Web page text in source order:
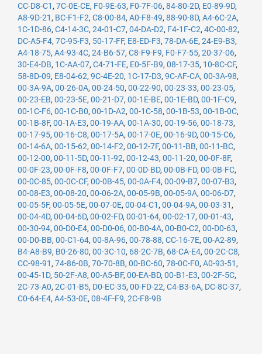
CC-D8-C1 , 7C-0E-CE, F0-9E-63, F0-7F-06, 84-80-2D, E0-89-9D,
A8-9D-21 , BC-F1-F2, C8-00-84, A0-F8-49, 88-90-8D, A4-6C-2A,
1C-1D-86, C4-14-3C, 24-01-C7, 04-DA-D2, F4-1F-C2, 4C-00-82,
DC-A5-F4, 7C-95-F3, 50-17-FF, E8-ED-F3, 78-DA-6E, 24-E9-B3,
A4-18-75, A4-93-4C, 24-B6-57, C8-F9-F9, F0-F7-55, 20-37-06,
30-E4-DB, 1C-AA-07, C4-71-FE, E0-5F-B9, 08-17-35, 10-8C-CF,
58-8D-09, E8-04-62, 9C-4E-20, 1C-17-D3, 9C-AF-CA, 00-3A-98,
00-3A-9A, 00-26-0A, 00-24-50, 00-22-90, 00-23-33, 00-23-05,
00-23-EB, 00-23-5E, 00-21-D7, 00-1E-BE, 00-1E-BD, 00-1F-C9,
00-1C-F6, 00-1C-B0, 00-1D-A2, 00-1C-58, 00-1B-53, 00-1B-0C,
00-1B-8F, 00-1A-E3, 00-19-AA, 00-1A-30, 00-19-56, 00-18-73,
00-17-95, 00-16-C8, 00-17-5A, 00-17-0E, 00-16-9D, 00-15-C6,
00-14-6A, 00-15-62, 00-14-F2, 00-12-7F, 00-11-BB, 00-11-BC,
00-12-00, 00-11-5D, 00-11-92, 00-12-43, 00-11-20, 00-0F-8F,
00-0F-23, 00-0F-F8, 00-0F-F7, 00-0D-BD, 00-0B-FD, 00-0B-FC,
00-0C-85, 00-0C-CF, 00-0B-45, 00-0A-F4, 00-09-B7, 00-07-B3,
00-08-E3, 00-08-20, 00-06-2A, 00-05-9B, 00-05-9A, 00-06-D7,
00-05-5F, 00-05-5E, 00-07-0E, 00-04-C1 , 00-04-9A, 00-03-31 ,
00-04-4D, 00-04-6D, 00-02-FD, 00-01-64, 00-02-17, 00-01-43,
00-30-94, 00-D0-E4, 00-D0-06, 00-B0-4A, 00-B0-C2, 00-D0-63,
00-D0-BB, 00-C1-64, 00-8A-96, 00-78-88, CC-16-7E, 00-A2-89,
B4-A8-B9, B0-26-80, 00-3C-10, 68-2C-7B, 68-CA-E4, 00-2C-C8,
CC-98-91 , 74-86-0B, 70-70-8B, 00-BC-60, 78-0C-F0, A0-93-51 ,
00-45-1D, 50-2F-A8, 00-A5-BF, 00-EA-BD, 00-B1-E3, 00-2F-5C,
2C-73-A0, 2C-01-B5, D0-EC-35, 00-FD-22, C4-B3-6A, DC-8C-37,
C0-64-E4, A4-53-0E, 08-4F-F9, 2C-F8-9B